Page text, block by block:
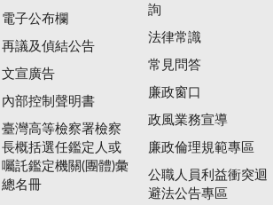
電子公布欄
再議及偵結公告
文宣廣告
內部控制聲明書
臺灣高等檢察署檢察
長概括選任鑑定人或
囑託鑑定機關(團體)彙
總名冊
詢
法律常識
常見問答
廉政窗口
政風業務宣導
廉政倫理規範專區
公職人員利益衝突迴
避法公告專區